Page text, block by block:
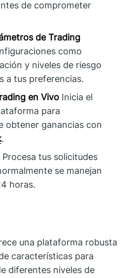
de comprometer
de Trading
como
y niveles de riesgo
a tus preferencias.
en Vivo Inicia el
para
obtener ganancias con
.
Procesa tus solicitudes
se manejan
horas.
una plataforma robusta
características para
diferentes niveles de